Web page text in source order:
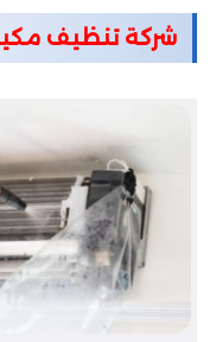
شركة تنظيف